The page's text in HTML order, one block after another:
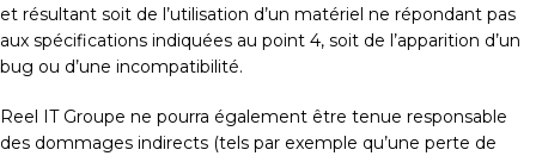
et résultant soit de l’utilisation d’un matériel ne répondant pas
aux spécifications indiquées au point 4, soit de l’apparition d’un
bug ou d’une incompatibilité.
Reel IT Groupe ne pourra également être tenue responsable
des dommages indirects (tels par exemple qu’une perte de